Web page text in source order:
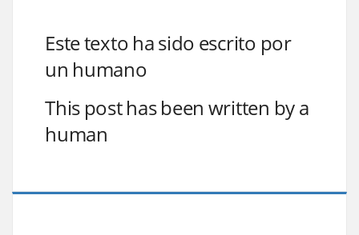
Este texto ha sido escrito por
un humano
This post has been written by a
human